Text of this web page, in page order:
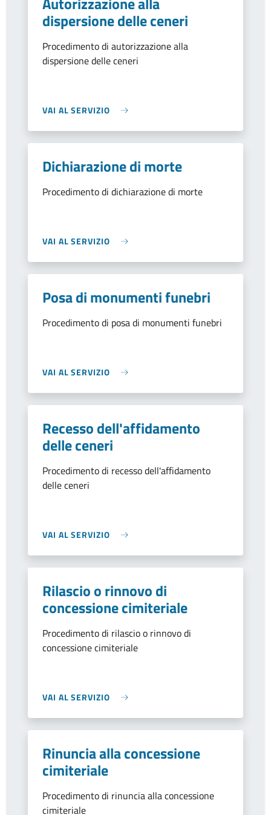
dispersione delle ceneri
Procedimento di autorizzazione alla
dispersione delle ceneri
VAI AL SERVIZIO
Dichiarazione di morte
Procedimento di dichiarazione di morte
VAI AL SERVIZIO
Posa di monumenti funebri
Procedimento di posa di monumenti funebri
VAI AL SERVIZIO
Recesso dell'affidamento
delle ceneri
Procedimento di recesso dell'affidamento
delle ceneri
VAI AL SERVIZIO
Rilascio o rinnovo di
concessione cimiteriale
Procedimento di rilascio o rinnovo di
concessione cimiteriale
VAI AL SERVIZIO
Rinuncia alla concessione
cimiteriale
Procedimento di rinuncia alla concessione
cimiteriale